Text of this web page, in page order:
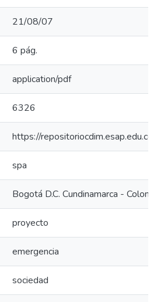
21/08/07
6 pág.
application/pdf
6326
https://
spa
Bogotá D.C. Cundinamarca -
proyecto
emergencia
sociedad